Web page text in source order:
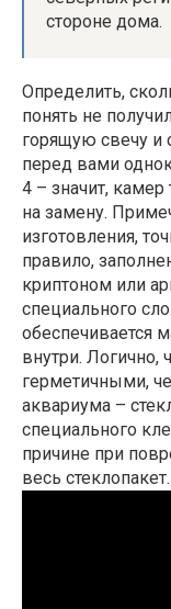
стороне дома.
Определить,
понять не
горящую свечу и
перед вами
4 – значит,
на замену.
изготовления,
правило,
криптоном или
специального
обеспечивается
внутри. Логично,
герметичными,
аквариума –
специального
причине при
весь стеклопакет.